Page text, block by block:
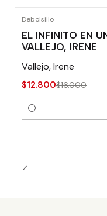
Debolsillo
EL INFINITO EN
VALLEJO, IRENE
Vallejo, Irene
$12.800$16.000
Cantidad